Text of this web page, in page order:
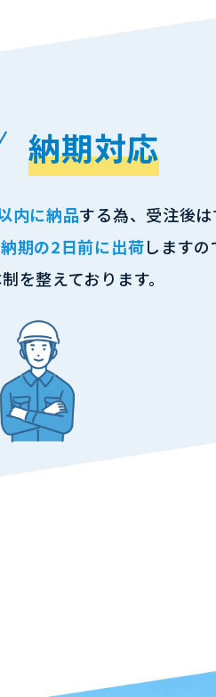
納期対応
内に納品する為、受注後
納期の2日前に出荷します
を整えております。